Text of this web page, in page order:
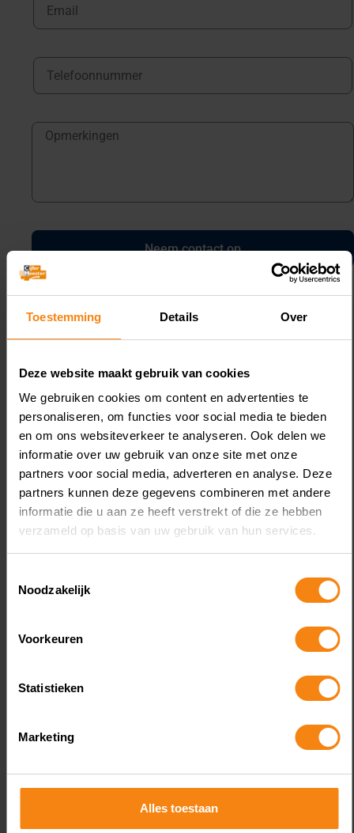
Toestemming Details Over
Deze website maakt gebruik van cookies
We gebruiken cookies om content en advertenties te
personaliseren, om functies voor social media te bieden
en om ons websiteverkeer te analyseren. Ook delen we
informatie over uw gebruik van onze site met onze
partners voor social media, adverteren en analyse. Deze
partners kunnen deze gegevens combineren met andere
informatie die u aan ze heeft verstrekt of die ze hebben
verzameld op basis van uw gebruik van hun services.
Noodzakelijk
Voorkeuren
Statistieken
Marketing
Alles toestaan
Neem contact op
Gerelateerde Kennis
August 6, 2026
vergoeding redt aftrek niet
Een bv drijft een uitzendbureau en een
klussenbedrijf. De enige aandeelhouder is
een vrouw, die samen met haar partner